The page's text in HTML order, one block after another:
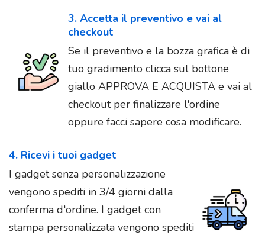
3. Accetta il preventivo e vai al
checkout
Se il preventivo e la bozza grafica è di
tuo gradimento clicca sul bottone
giallo APPROVA E ACQUISTA e vai al
checkout per finalizzare l'ordine
oppure facci sapere cosa modificare.
4. Ricevi i tuoi gadget
I gadget senza personalizzazione
vengono spediti in 3/4 giorni dalla
conferma d'ordine. I gadget con
stampa personalizzata vengono spediti